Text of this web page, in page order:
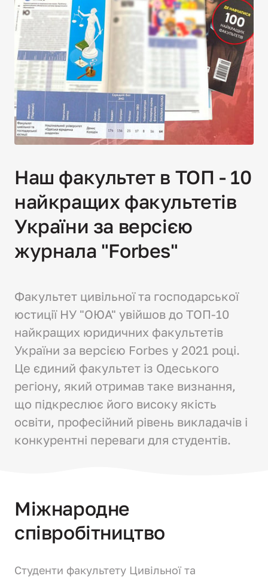
Наш факультет в ТОП - 10
найкращих факультетів
України за версією
журнала "Forbes"
Факультет цивільної та господарської
юстиції НУ "ОЮА" увійшов до ТОП-10
найкращих юридичних факультетів
України за версією Forbes у 2021 році.
Це єдиний факультет із Одеського
регіону, який отримав таке визнання,
що підкреслює його високу якість
освіти, професійний рівень викладачів і
конкурентні переваги для студентів.
Міжнародне
співробітництво
Студенти факультету Цивільної та